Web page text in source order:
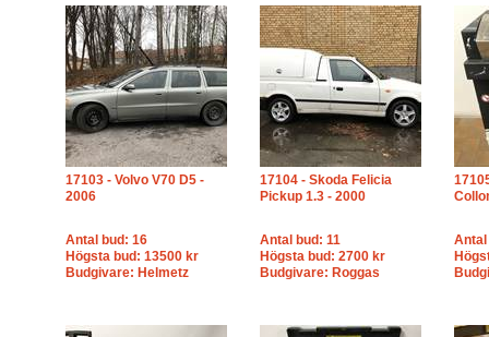
17103 - Volvo V70 D5 -
2006
Antal bud: 16
Högsta bud: 13500 kr
Budgivare: Helmetz
17104 - Skoda Felicia
Pickup 1.3 - 2000
Antal bud: 11
Högsta bud: 2700 kr
Budgivare: Roggas
Antal